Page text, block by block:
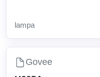
lampa
Govee